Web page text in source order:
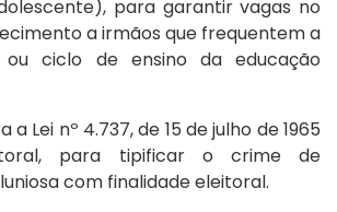
para garantir vagas no
a irmãos que frequentem a
ciclo de ensino da educação
a Lei nº 4.737, de 15 de julho de 1965
para tipificar o crime de
com finalidade eleitoral.